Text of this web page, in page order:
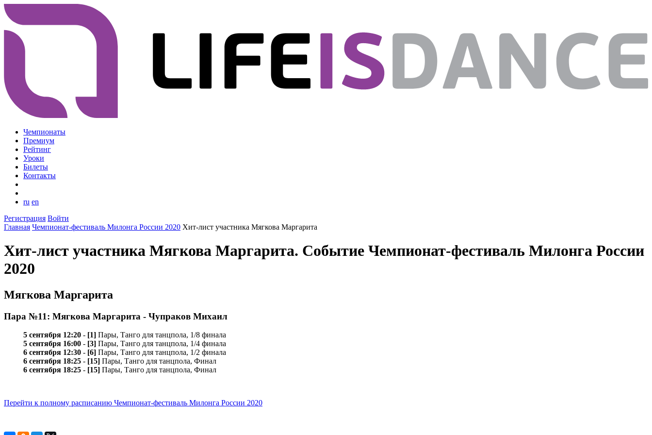
Чемпионаты
Премиум
Рейтинг
Уроки
Билеты
Контакты
ru en
Регистрация Войти
Главная Чемпионат-фестиваль Милонга России 2020 Хит-лист участника Мягкова Маргарита
Хит-лист участника Мягкова Маргарита. Событие Чемпионат-фестиваль Милонга России
2020
Мягкова Маргарита
Пара №11: Мягкова Маргарита - Чупраков Михаил
5 сентября 12:20 - [1] Пары, Танго для танцпола, 1/8 финала
5 сентября 16:00 - [3] Пары, Танго для танцпола, 1/4 финала
6 сентября 12:30 - [6] Пары, Танго для танцпола, 1/2 финала
6 сентября 18:25 - [15] Пары, Танго для танцпола, Финал
6 сентября 18:25 - [15] Пары, Танго для танцпола, Финал
Перейти к полному расписанию Чемпионат-фестиваль Милонга России 2020